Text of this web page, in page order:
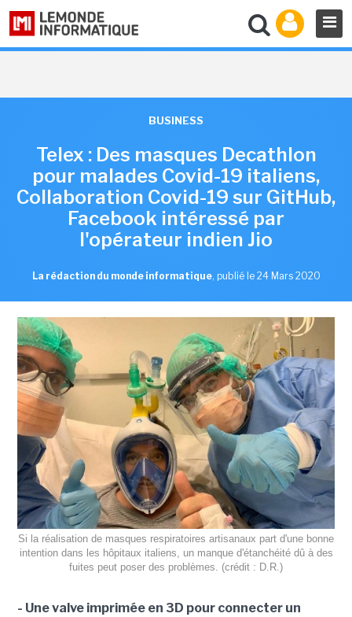
BUSINESS
Telex : Des masques Decathlon
pour malades Covid-19 italiens,
Collaboration Covid-19 sur GitHub,
Facebook intéressé par
l'opérateur indien Jio
La rédaction du monde informatique, publié le 24 Mars 2020
Si la réalisation de masques respiratoires artisanaux part d'une bonne
intention dans les hôpitaux italiens, un manque d'étanchéité dû à des
fuites peut poser des problèmes. (crédit : D.R.)
- Une valve imprimée en 3D pour connecter un